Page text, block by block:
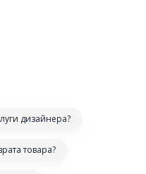
дизайнера?
товара?